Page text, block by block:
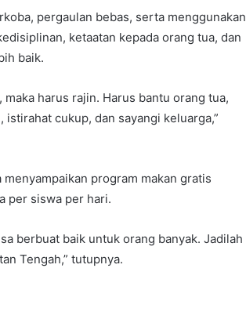
pergaulan bebas, serta menggunakan
ketaatan kepada orang tua, dan
baik.
harus rajin. Harus bantu orang tua,
cukup, dan sayangi keluarga,”
program makan gratis
per siswa per hari.
berbuat baik untuk orang banyak. Jadilah
Tengah,” tutupnya.